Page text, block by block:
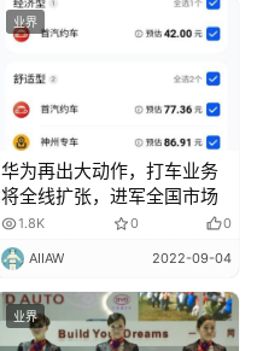
业界
华为再出大动作，打车业务
将全线扩张，进军全国市场
1.8K 0 0
AIIAW 2022-09-04
业界